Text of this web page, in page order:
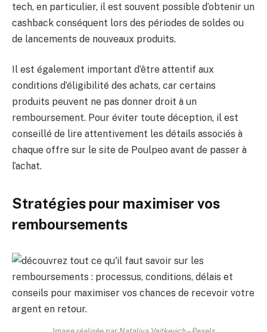
tech, en particulier, il est souvent possible d’obtenir un
cashback conséquent lors des périodes de soldes ou
de lancements de nouveaux produits.
Il est également important d’être attentif aux
conditions d’éligibilité des achats, car certains
produits peuvent ne pas donner droit à un
remboursement. Pour éviter toute déception, il est
conseillé de lire attentivement les détails associés à
chaque offre sur le site de Poulpeo avant de passer à
l’achat.
Stratégies pour maximiser vos
remboursements